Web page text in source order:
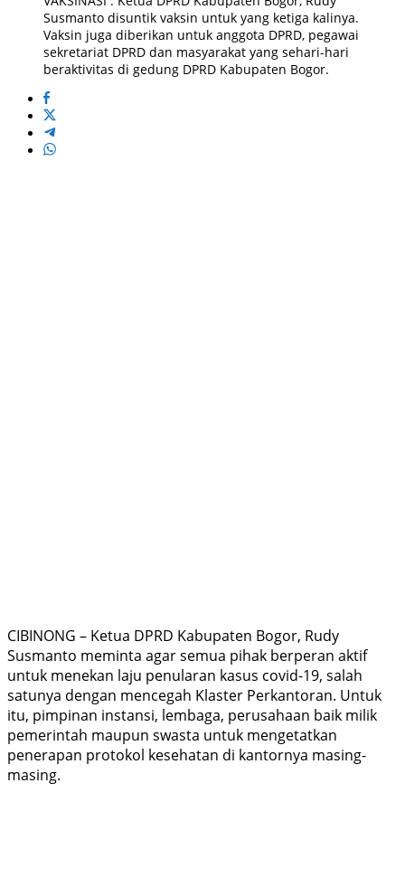
Susmanto disuntik vaksin untuk yang ketiga kalinya.
Vaksin juga diberikan untuk anggota DPRD, pegawai
sekretariat DPRD dan masyarakat yang sehari-hari
beraktivitas di gedung DPRD Kabupaten Bogor.
CIBINONG – Ketua DPRD Kabupaten Bogor, Rudy
Susmanto meminta agar semua pihak berperan aktif
untuk menekan laju penularan kasus covid-19, salah
satunya dengan mencegah Klaster Perkantoran. Untuk
itu, pimpinan instansi, lembaga, perusahaan baik milik
pemerintah maupun swasta untuk mengetatkan
penerapan protokol kesehatan di kantornya masing-
masing.